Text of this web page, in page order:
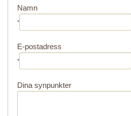
Namn
*
E-postadress
*
Dina synpunkter